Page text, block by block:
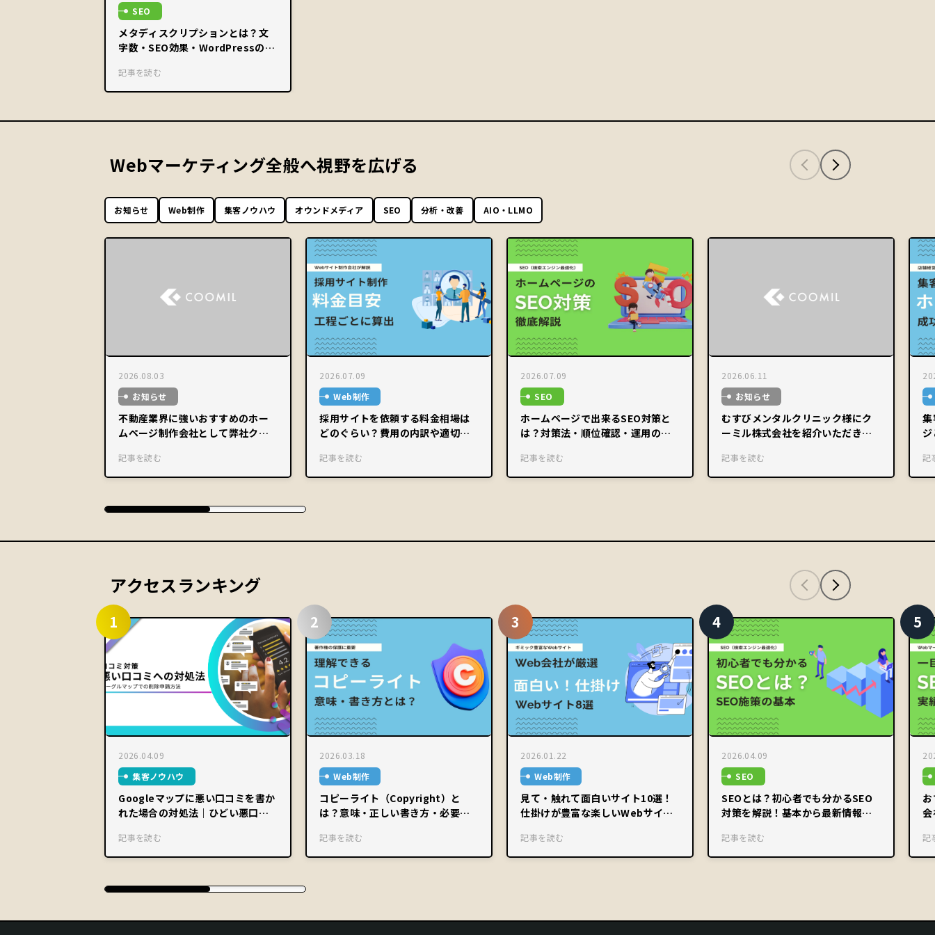
SEO
メタディスクリプションとは？文
字数・SEO効果・WordPressの設
記事を読む
Webマーケティング全般へ視野を広げる
お知らせ Web制作 集客ノウハウ オウンドメディア SEO 分析・改善 AIO・LLMO
2026.08.03
お知らせ
不動産業界に強いおすすめのホー
ムページ制作会社として弊社クー
記事を読む
2026.07.09
Web制作
採用サイトを依頼する料金相場は
どのぐらい？費用の内訳や適切な
記事を読む
2026.07.09
SEO
ホームページで出来るSEO対策と
は？対策法・順位確認・運用のコ
記事を読む
2026.06.11
お知らせ
むすびメンタルクリニック様にク
ーミル株式会社を紹介いただきま
記事を読む 記
アクセスランキング
2026.04.09
集客ノウハウ
Googleマップに悪い口コミを書か
れた場合の対処法｜ひどい悪口は
記事を読む
1
2026.03.18
Web制作
コピーライト（Copyright）と
は？意味・正しい書き方・必要性
記事を読む
2
2026.01.22
Web制作
見て・触れて面白いサイト10選！
仕掛けが豊富な楽しいWebサイト
記事を読む
3
2026.04.09
SEO
SEOとは？初心者でも分かるSEO
対策を解説！基本から最新情報ま
記事を読む
4
記
5